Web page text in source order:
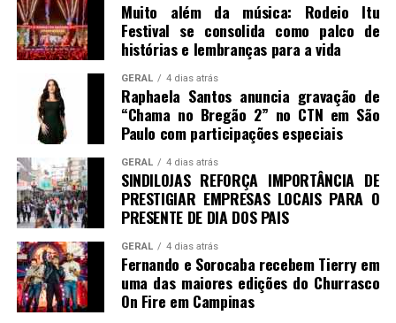
Muito além da música: Rodeio Itu
Festival se consolida como palco de
histórias e lembranças para a vida
GERAL 4 dias atrás
Raphaela Santos anuncia gravação de
“Chama no Bregão 2” no CTN em São
Paulo com participações especiais
GERAL 4 dias atrás
SINDILOJAS REFORÇA IMPORTÂNCIA DE
PRESTIGIAR EMPRESAS LOCAIS PARA O
PRESENTE DE DIA DOS PAIS
GERAL 4 dias atrás
Fernando e Sorocaba recebem Tierry em
uma das maiores edições do Churrasco
On Fire em Campinas